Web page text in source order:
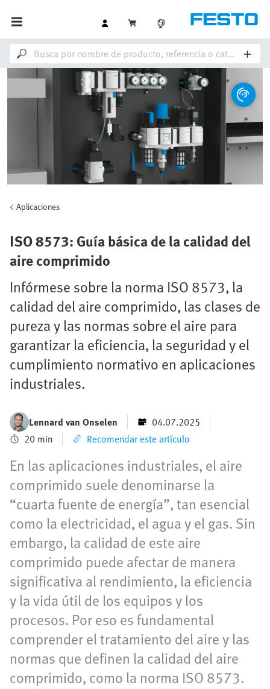
Aplicaciones
ISO 8573: Guía básica de la calidad del
aire comprimido
Infórmese sobre la norma ISO 8573, la
calidad del aire comprimido, las clases de
pureza y las normas sobre el aire para
garantizar la eficiencia, la seguridad y el
cumplimiento normativo en aplicaciones
industriales.
Lennard van Onselen
04.07.2025
20 min
Recomendar este artículo
En las aplicaciones industriales, el aire
comprimido suele denominarse la
“cuarta fuente de energía”, tan esencial
como la electricidad, el agua y el gas. Sin
embargo, la calidad de este aire
comprimido puede afectar de manera
significativa al rendimiento, la eficiencia
y la vida útil de los equipos y los
procesos. Por eso es fundamental
comprender el tratamiento del aire y las
normas que definen la calidad del aire
comprimido, como la norma ISO 8573.